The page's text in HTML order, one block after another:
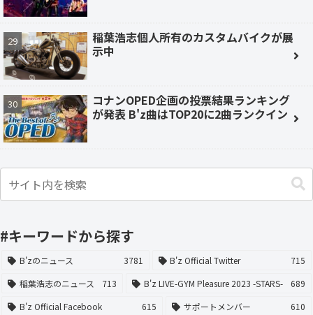
稲葉浩志個人所有のカスタムバイクが展
示中
コナンOPED企画の投票結果ランキング
が発表 B'z曲はTOP20に2曲ランクイン
#キーワードから探す
B'zのニュース 3781 B'z Official Twitter
715
稲葉浩志のニュース
713 B'z LIVE-GYM Pleasure 2023 -STARS-
689
B'z Official Facebook
615 サポートメンバー
610